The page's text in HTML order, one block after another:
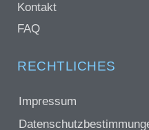
Kontakt
FAQ
RECHTLICHES
Impressum